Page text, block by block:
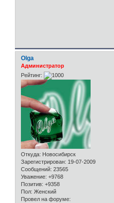
Olga
Администратор
Рейтинг:
Откуда: Новосибирск
Зарегистрирован: 19-07-2009
Сообщений: 23565
Уважение: +9768
Позитив: +9358
Пол: Женский
Провел на форуме: